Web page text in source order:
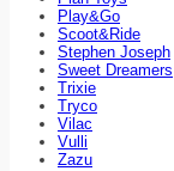
Play&Go
Scoot&Ride
Stephen Joseph
Sweet Dreamers
Trixie
Tryco
Vilac
Vulli
Zazu